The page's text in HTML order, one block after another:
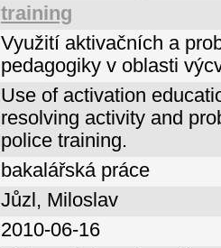
training
Využití aktivačních a
pedagogiky v oblasti
Use of activation
resolving activity and
police training.
bakalářská práce
Jůzl, Miloslav
2010-06-16